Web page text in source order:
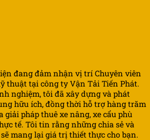
đang đảm nhận vị trí Chuyên viên
thuật tại công ty Vận Tải Tiến Phát.
nghiệm, tôi đã xây dựng và phát
hữu ích, đồng thời hỗ trợ hàng trăm
pháp thuê xe nâng, xe cẩu phù
tế. Tôi tin rằng những chia sẻ và
mang lại giá trị thiết thực cho bạn.